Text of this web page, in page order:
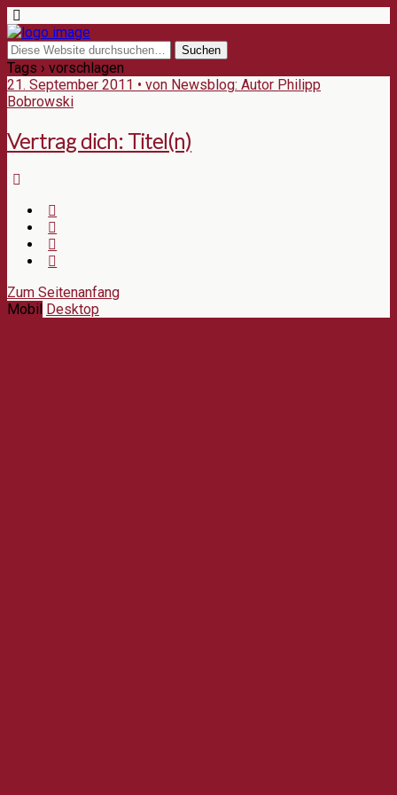
Tags › vorschlagen
21. September 2011 • von Newsblog: Autor Philipp
Bobrowski
Vertrag dich: Titel(n)
Zum Seitenanfang
Mobil Desktop